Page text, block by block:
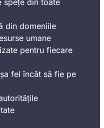
din domeniile
umane
pentru fiecare
fel încât să fie pe